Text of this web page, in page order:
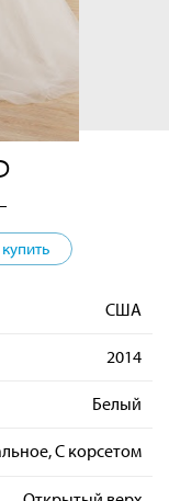
США
2014
Белый
С корсетом